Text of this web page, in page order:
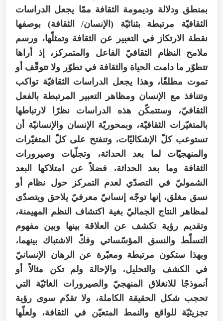
بمنطق ودلالة وديمومة الثقافة ممّا يجعل الدراسات
الثقافيّة مرتبطة بثنائيّة (الإنسان/ الثقافة) بوصفها
نقطة الارتكاز في التعبير عن الثقافة وتمثلّها، ورسم
ملامح النظام الثقافيّ الفاعل والمتمركز، إذ أراها
تتطوّر ما دامت الحياة والثقافة في تطوّر ولا تتوقّف أو
تموت مطلقًا، وهذا يجعل الدراسات الثقافيّة تواكب
وتتنافذ مع الإنسان ومظاهر التعبير المرتبطة بالفعل
الثقافيّ، وستتمكّن هذه الدراسات نظرًا لارتباطها
بالمتغيّرات الثقافيّة، وبمحوريّة الإنسان والإنسانيّة أن
تستوعب كلّ الإشكاليّات، وتنفتح على كلّ المتغيّرات
والمنهجيّات لما بعد الحداثة، وتجلّيات وصيرورات
الثقافة وما بعد الحداثة، فضلاً عن امتلاكها البعد
الشموليّ في التصدّي لعدم التمركز حول نظام أو
نسق مغلق، إنها توجّه إنسانيّ معرفيّ يلاحق ويتصدّى
لمظاهر النتاج الجماليّ بغية اكتشاف النظم المهيمنة،
وتقديم رؤية تكشف عن العلاقة بينها وبين مفهوم
التسلّط والنسق المؤسّساتي وفكّ الاشتباك بينهما،
وبهذا ستكون مرتبطة ومعبّرة عن الرهان الإنسانيّ
في الكشف والتحليل، والإحالة ولم تكن مثالاً أو
أنموذجًا للانغلاق المنهجيّ والصيرورات الغائيّة التي
تحجب شكل الحقيقة الكاملة، ولا تقدّم سوى رؤية
تجزيئيّة للواقع والنمط المتعيّن في الثقافة، ولعلّها